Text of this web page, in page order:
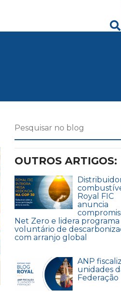
OUTROS ARTIGOS:
Royal FIC
anuncia
Net Zero e lidera programa
voluntário de
com arranjo global
ANP
unidades
Federação